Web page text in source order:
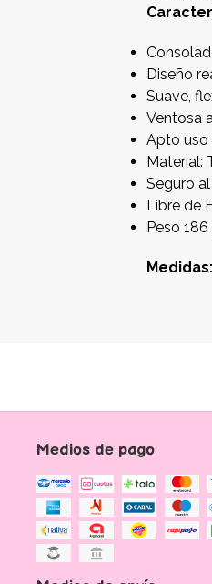
Diseño
Suave,
Ventosa
Apto uso
Material:
Seguro
Libre de
Peso 186
Medidas:
Medios de pago